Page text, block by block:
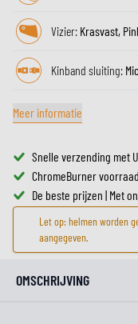
Vizier: Krasvast,
Kinband sluiting:
Meer informatie
Snelle verzending met
ChromeBurner
De beste prijzen | Met
Let op: helmen worden
aangegeven.
OMSCHRIJVING